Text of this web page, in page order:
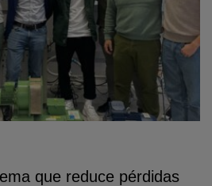
que reduce pérdidas